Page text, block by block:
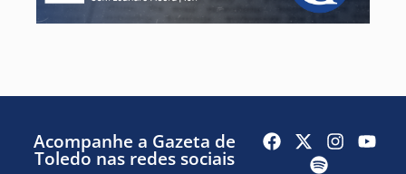
Acompanhe a Gazeta de
Toledo nas redes sociais